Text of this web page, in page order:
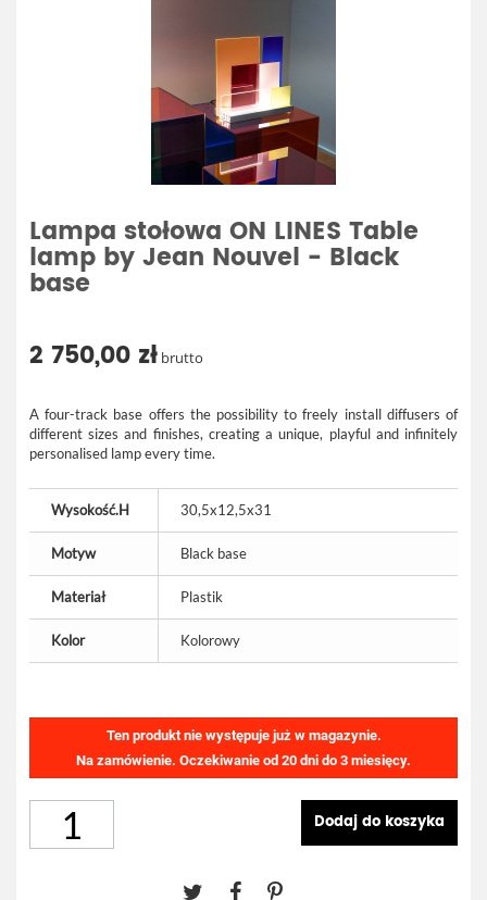
Lampa stołowa ON LINES Table
lamp by Jean Nouvel - Black
base
2 750,00 zł brutto
A four-track base offers the possibility to freely install diffusers of
different sizes and finishes, creating a unique, playful and infinitely
personalised lamp every time.
Wysokość.H 30,5x12,5x31
Motyw Black base
Materiał Plastik
Kolor Kolorowy
Ten produkt nie występuje już w magazynie.
Na zamówienie. Oczekiwanie od 20 dni do 3 miesięcy.
Dodaj do koszyka